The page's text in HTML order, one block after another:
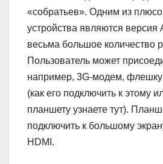
«собратьев». Одним из
устройства являются версия
весьма большое количество
Пользователь может
например, 3G-модем, флешку
(как его подключить к этому
планшету узнаете тут).
подключить к большому
HDMI.